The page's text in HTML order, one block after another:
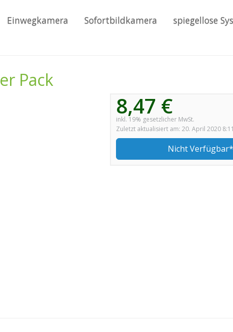
Einwegkamera Sofortbildkamera spiegellose
Pack
8,47 €
inkl. 19% gesetzlicher MwSt.
Zuletzt aktualisiert am: 20. April 2020 8:11
Nicht Verfügbar*